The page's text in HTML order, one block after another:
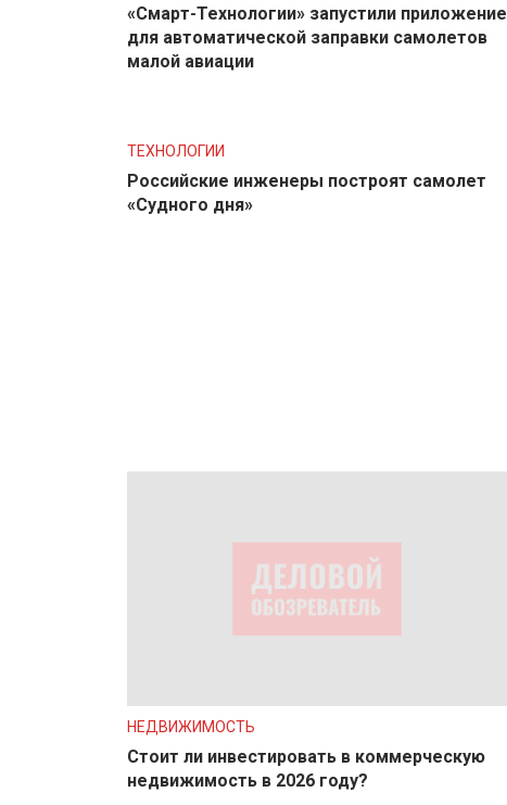
«Смарт-Технологии» запустили приложение
для автоматической заправки самолетов
малой авиации
ТЕХНОЛОГИИ
Российские инженеры построят самолет
«Судного дня»
НЕДВИЖИМОСТЬ
Стоит ли инвестировать в коммерческую
недвижимость в 2026 году?